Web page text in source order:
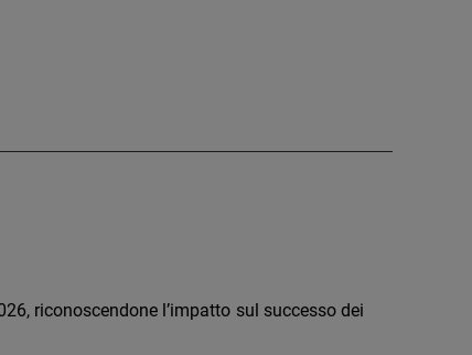
riconoscendone l’impatto sul successo dei